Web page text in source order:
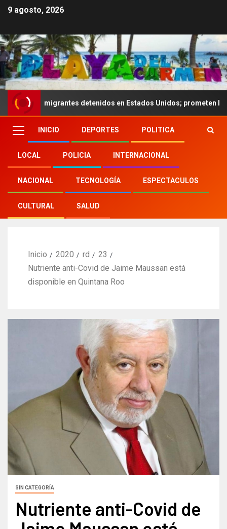
9 agosto, 2026
detenidos en Estados Unidos; prometen liberarlos
INICIO DEPORTES POLITICA
LOCAL POLICIA INTERNACIONAL
NACIONAL TECNOLOGÍA ESPECTACULOS
CULTURAL SALUD
Inicio 2020 rd
23
Nutriente anti-Covid de Jaime Maussan está
disponible en Quintana Roo
SIN CATEGORÍA
Nutriente anti-Covid de